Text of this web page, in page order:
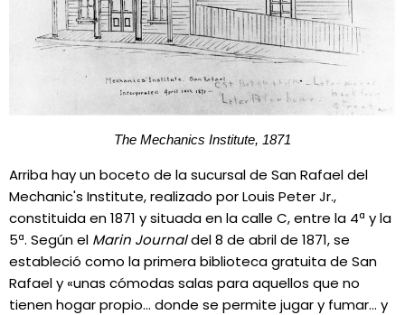
The Mechanics Institute, 1871
Arriba hay un boceto de la sucursal de San Rafael del
Mechanic's Institute, realizado por Louis Peter Jr.,
constituida en 1871 y situada en la calle C, entre la 4ª y la
5ª. Según el Marin Journaldel 8 de abril de 1871, se
estableció como la primera biblioteca gratuita de San
Rafael y «unas cómodas salas para aquellos que no
tienen hogar propio... donde se permite jugar y fumar... y